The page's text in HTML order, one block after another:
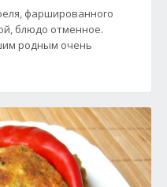
фаршированного
блюдо отменное.
родным очень